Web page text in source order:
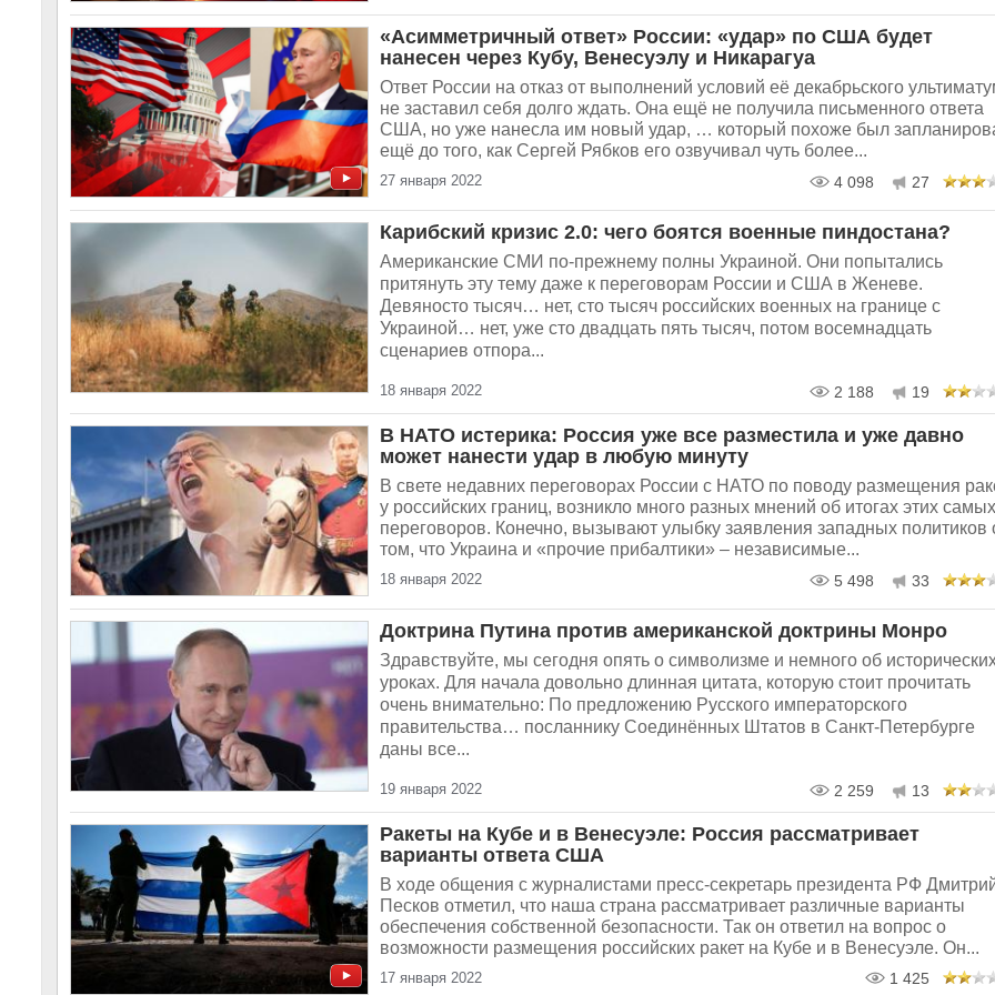
«Асимметричный ответ» России: «удар» по США будет
нанесен через Кубу, Венесуэлу и Никарагуа
Ответ России на отказ от выполнений условий её декабрьского
не заставил себя долго ждать. Она ещё не получила письменного ответа
США, но уже нанесла им новый удар, … который похоже был
ещё до того, как Сергей Рябков его озвучивал чуть более...
27 января 2022 4 098 27
Карибский кризис 2.0: чего боятся военные пиндостана?
Американские СМИ по-прежнему полны Украиной. Они попытались
притянуть эту тему даже к переговорам России и США в Женеве.
Девяносто тысяч… нет, сто тысяч российских военных на границе с
Украиной… нет, уже сто двадцать пять тысяч, потом восемнадцать
сценариев отпора...
18 января 2022 2 188 19
В НАТО истерика: Россия уже все разместила и уже давно
может нанести удар в любую минуту
В свете недавних переговорах России с НАТО по поводу размещения
у российских границ, возникло много разных мнений об итогах этих самых
переговоров. Конечно, вызывают улыбку заявления западных политиков
том, что Украина и «прочие прибалтики» – независимые...
18 января 2022 5 498 33
Доктрина Путина против американской доктрины Монро
Здравствуйте, мы сегодня опять о символизме и немного об
уроках. Для начала довольно длинная цитата, которую стоит прочитать
очень внимательно: По предложению Русского императорского
правительства… посланнику Соединённых Штатов в Санкт-Петербурге
даны все...
19 января 2022 2 259 13
Ракеты на Кубе и в Венесуэле: Россия рассматривает
варианты ответа США
В ходе общения с журналистами пресс-секретарь президента РФ
Песков отметил, что наша страна рассматривает различные варианты
обеспечения собственной безопасности. Так он ответил на вопрос о
возможности размещения российских ракет на Кубе и в Венесуэле. Он...
17 января 2022 1 425